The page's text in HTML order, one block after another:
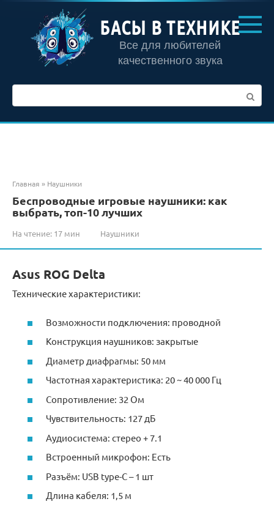
контенту
БАСЫ В ТЕХНИКЕ
Все для любителей
качественного звука
Главная » Наушники
Беспроводные игровые наушники: как
выбрать, топ-10 лучших
На чтение: 17 мин Наушники
Asus ROG Delta
Технические характеристики:
Возможности подключения: проводной
Конструкция наушников: закрытые
Диаметр диафрагмы: 50 мм
Частотная характеристика: 20 ~ 40 000 Гц
Сопротивление: 32 Ом
Чувствительность: 127 дБ
Аудиосистема: стерео + 7.1
Встроенный микрофон: Есть
Разъём: USB type-C – 1 шт
Длина кабеля: 1,5 м